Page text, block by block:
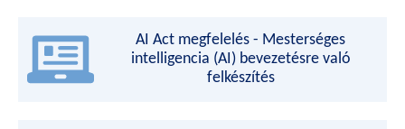
AI Act megfelelés - Mesterséges
intelligencia (AI) bevezetésre való
felkészítés